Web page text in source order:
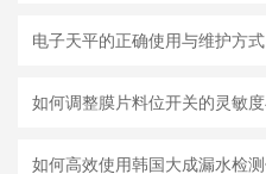
电子天平的正确使用与维护方式